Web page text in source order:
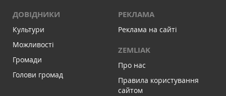
ДОВІДНИКИ
Культури
Можливості
Громади
Голови громад
РЕКЛАМА
Реклама на сайті
ZEMLIAK
Про нас
Правила користування
сайтом